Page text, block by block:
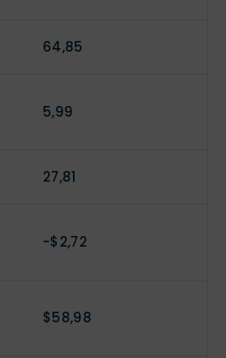
64,85
5,99
27,81
-$2,72
$58,98